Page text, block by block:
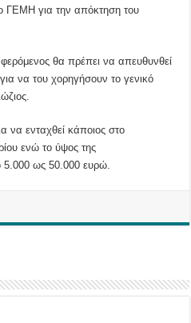
ΓΕΜΗ για την απόκτηση του
θα πρέπει να απευθυνθεί
να του χορηγήσουν το γενικό
να ενταχθεί κάποιος στο
ενώ το ύψος της
5.000 ως 50.000 ευρώ.